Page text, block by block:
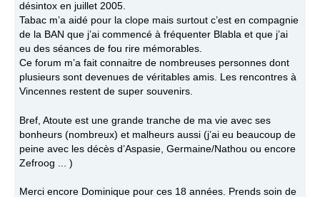
désintox en juillet 2005.
Tabac m’a aidé pour la clope mais surtout c’est en compagnie
de la BAN que j’ai commencé à fréquenter Blabla et que j’ai
eu des séances de fou rire mémorables.
Ce forum m’a fait connaitre de nombreuses personnes dont
plusieurs sont devenues de véritables amis. Les rencontres à
Vincennes restent de super souvenirs.
Bref, Atoute est une grande tranche de ma vie avec ses
bonheurs (nombreux) et malheurs aussi (j’ai eu beaucoup de
peine avec les décès d’Aspasie, Germaine/Nathou ou encore
Zefroog ... )
Merci encore Dominique pour ces 18 années. Prends soin de